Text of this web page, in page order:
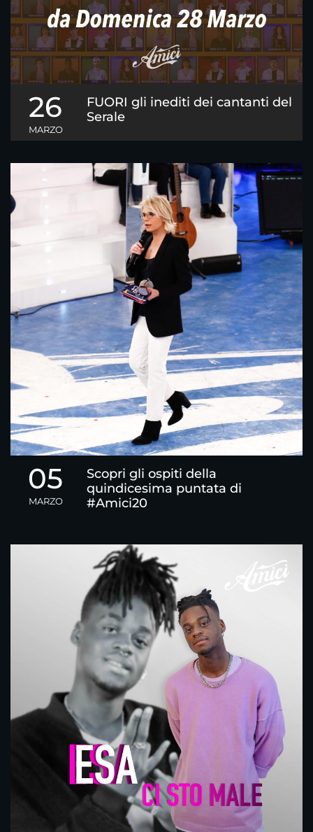
26
MARZO
FUORI gli inediti dei cantanti del
Serale
05
MARZO
Scopri gli ospiti della
quindicesima puntata di
#Amici20